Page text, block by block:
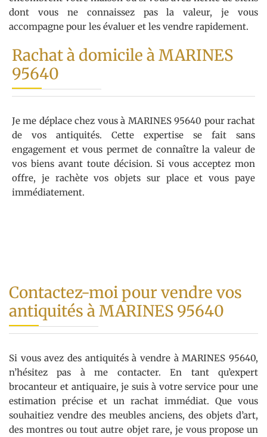
dont vous ne connaissez pas la valeur, je vous
accompagne pour les évaluer et les vendre rapidement.
Rachat à domicile à MARINES
95640
Je me déplace chez vous à MARINES 95640 pour rachat
de vos antiquités. Cette expertise se fait sans
engagement et vous permet de connaître la valeur de
vos biens avant toute décision. Si vous acceptez mon
offre, je rachète vos objets sur place et vous paye
immédiatement.
Contactez-moi pour vendre vos
antiquités à MARINES 95640
Si vous avez des antiquités à vendre à MARINES 95640,
n’hésitez pas à me contacter. En tant qu’expert
brocanteur et antiquaire, je suis à votre service pour une
estimation précise et un rachat immédiat. Que vous
souhaitiez vendre des meubles anciens, des objets d’art,
des montres ou tout autre objet rare, je vous propose un